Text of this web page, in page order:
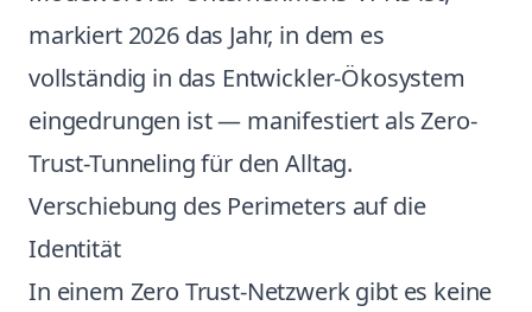
markiert 2026 das Jahr, in dem es
vollständig in das Entwickler-Ökosystem
eingedrungen ist — manifestiert als Zero-
Trust-Tunneling für den Alltag.
Verschiebung des Perimeters auf die
Identität
In einem Zero Trust-Netzwerk gibt es keine